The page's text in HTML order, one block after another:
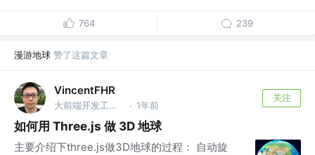
764 239
漫游地球 赞了这篇文章
VincentFHR
大前端开发工程师 · 1年前
关注
如何用 Three.js 做 3D 地球
主要介绍下three.js做3D地球的过程： 自动旋